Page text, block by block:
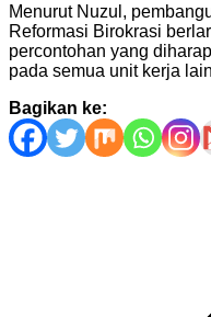
Menurut Nuzul,
Reformasi Birokrasi
percontohan yang
pada semua unit kerja
Bagikan ke: